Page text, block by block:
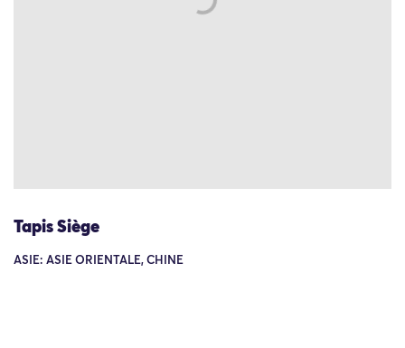
Tapis Siège
ASIE: ASIE ORIENTALE, CHINE